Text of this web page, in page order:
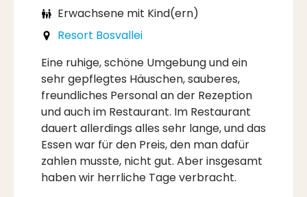
Erwachsene mit Kind(ern)
Resort Bosvallei
Eine ruhige, schöne Umgebung und ein
sehr gepflegtes Häuschen, sauberes,
freundliches Personal an der Rezeption
und auch im Restaurant. Im Restaurant
dauert allerdings alles sehr lange, und das
Essen war für den Preis, den man dafür
zahlen musste, nicht gut. Aber insgesamt
haben wir herrliche Tage verbracht.